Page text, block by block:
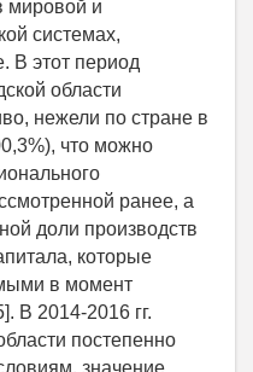
мировой и
системах,
В этот период
области
нежели по стране в
что можно
ранее, а
доли производств
которые
в момент
В 2014-2016 гг.
постепенно
значение